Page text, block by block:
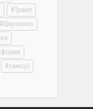
Трамп
Широкино
санкції